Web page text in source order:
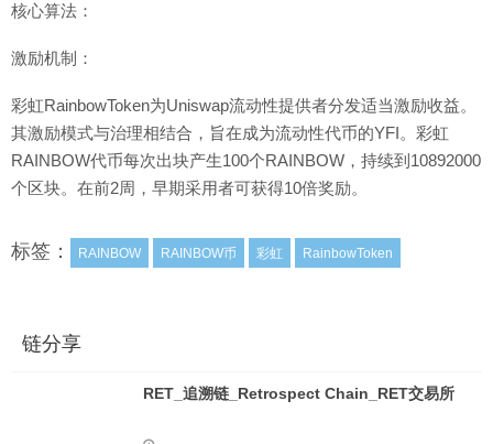
核心算法：
激励机制：
彩虹RainbowToken为Uniswap流动性提供者分发适当激励收益。
其激励模式与治理相结合，旨在成为流动性代币的YFI。彩虹
RAINBOW代币每次出块产生100个RAINBOW，持续到10892000
个区块。在前2周，早期采用者可获得10倍奖励。
标签： RAINBOW RAINBOW币 彩虹 RainbowToken
链分享
RET_追溯链_Retrospect Chain_RET交易所